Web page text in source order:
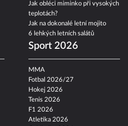
Jak obléci miminko při vysokých
teplotách?
Jak na dokonalé letní mojito
6 lehkých letních salátů
Sport 2026
MMA
Fotbal 2026/27
Hokej 2026
Tenis 2026
F1 2026
Atletika 2026